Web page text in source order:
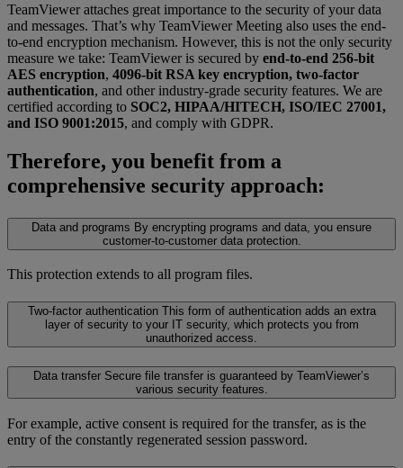
TeamViewer attaches great importance to the security of your data
and messages. That’s why TeamViewer Meeting also uses the end-
to-end encryption mechanism. However, this is not the only security
measure we take: TeamViewer is secured by end-to-end 256-bit
AES encryption, 4096-bit RSA key encryption, two-factor
authentication, and other industry-grade security features. We are
certified according to SOC2, HIPAA/HITECH, ISO/IEC 27001,
and ISO 9001:2015, and comply with GDPR.
Therefore, you benefit from a
comprehensive security approach:
Data and programs By encrypting programs and data, you ensure
customer-to-customer data protection.
This protection extends to all program files.
Two-factor authentication This form of authentication adds an extra
layer of security to your IT security, which protects you from
unauthorized access.
Data transfer Secure file transfer is guaranteed by TeamViewer’s
various security features.
For example, active consent is required for the transfer, as is the
entry of the constantly regenerated session password.